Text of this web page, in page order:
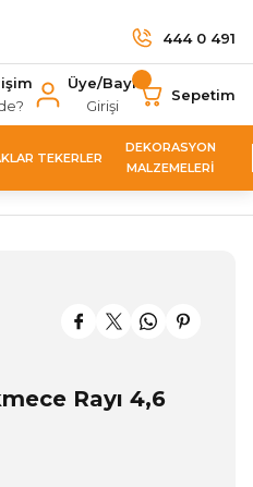
444 0 491
Üye/Bayi
Girişi
Sepetim
TEKERLER
DEKORASYON
MALZEMELERİ
Rayı 4,6